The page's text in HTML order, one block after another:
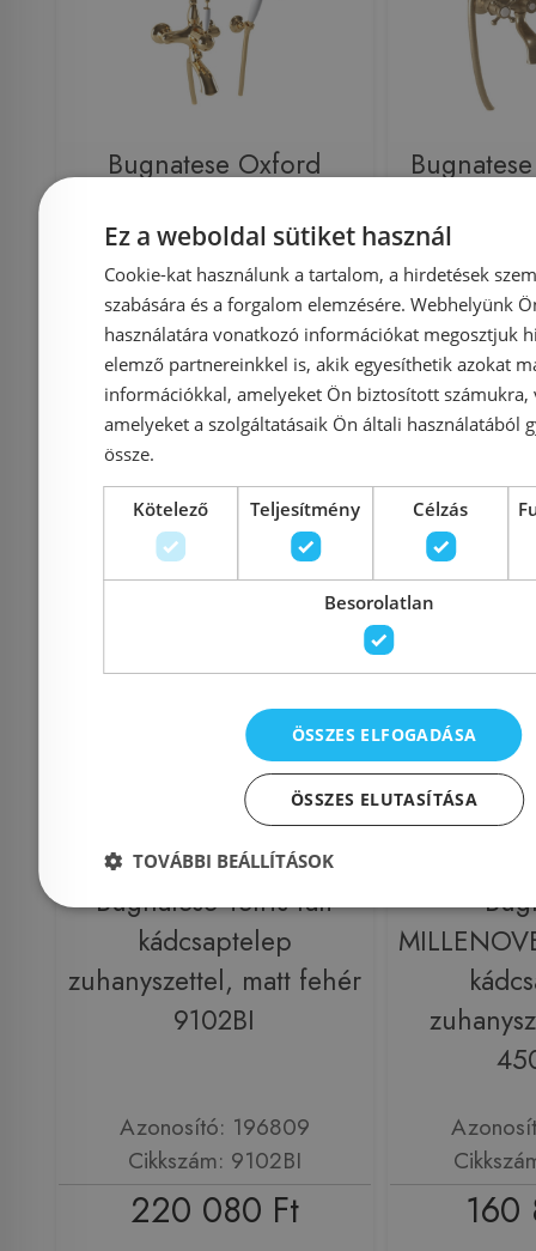
Bugnatese Oxford
Termosztátos
kádcsaptelep
zuhanyszettel sárgaréz
szín 6303ON
Azonosító: 206466
Cikkszám: 6303ON
202 860 Ft
Kosárba
191
Előleg köteles
Bugnatese Tetris fali
kádcsaptelep
zuhanyszettel, matt fehér
9102BI
Azonosító: 196809
Cikkszám: 9102BI
220 080 Ft 160
Ez a weboldal sütiket használ
Cookie-kat használunk a tartalom, a hirdetések
szabására és a forgalom elemzésére. Webhelyünk
használatára vonatkozó információkat megosztjuk
elemző partnereinkkel is, akik egyesíthetik azokat
információkkal, amelyeket Ön biztosított számukra,
amelyeket a szolgáltatásaik Ön általi használatából
össze.
Kötelező Teljesítmény Célzás
Besorolatlan
ÖSSZES ELFOGADÁSA
ÖSSZES ELUTASÍTÁSA
TOVÁBBI BEÁLLÍTÁSOK